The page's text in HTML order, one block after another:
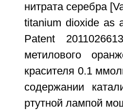
нитрата серебра
titanium dioxide as
Patent
метилового
красителя 0.1
содержании
ртутной лампой